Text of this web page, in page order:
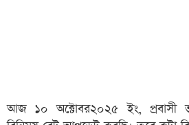
আজ ১০ অক্টোবর২০২৫ ইং, প্রবাসী